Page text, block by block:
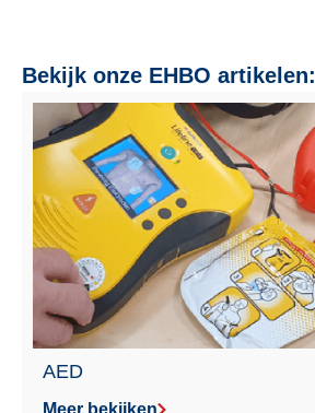
Bekijk onze EHBO artikelen:
AED
Meer bekijken